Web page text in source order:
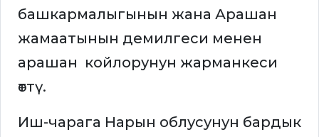
башкармалыгынын жана Арашан
жамаатынын демилгеси менен
арашан койлорунун жарманкеси
өттү.
Иш-чарага Нарын облусунун бардык